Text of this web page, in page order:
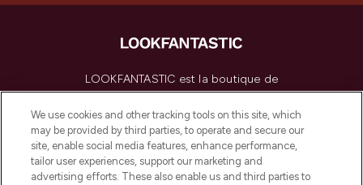
LOOKFANTASTIC est la boutique de
beauté incontournable en Europe,
proposant les meilleurs produits de soins
de la peau, des cheveux et de maquillage
de plus de 200 marques prestigieuses.
Faites vos achats en ligne ou via
l’application, avec la livraison offerte dès
We use cookies and other tracking tools on this site, which
may be provided by third parties, to operate and secure our
site, enable social media features, enhance performance,
tailor user experiences, support our marketing and
advertising efforts. These also enable us and third parties to